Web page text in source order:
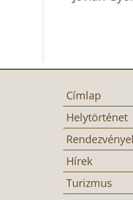
Címlap
Helytörténet
Hírek
Turizmus